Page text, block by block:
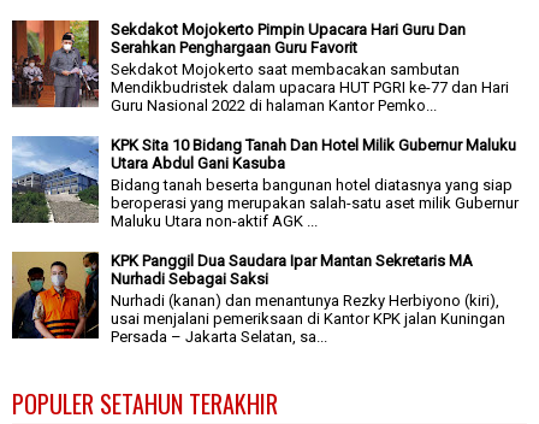
Sekdakot Mojokerto Pimpin Upacara Hari Guru Dan
Serahkan Penghargaan Guru Favorit
Sekdakot Mojokerto saat membacakan sambutan
Mendikbudristek dalam upacara HUT PGRI ke-77 dan Hari
Guru Nasional 2022 di halaman Kantor Pemko...
KPK Sita 10 Bidang Tanah Dan Hotel Milik Gubernur Maluku
Utara Abdul Gani Kasuba
Bidang tanah beserta bangunan hotel diatasnya yang siap
beroperasi yang merupakan salah-satu aset milik Gubernur
Maluku Utara non-aktif AGK ...
KPK Panggil Dua Saudara Ipar Mantan Sekretaris MA
Nurhadi Sebagai Saksi
Nurhadi (kanan) dan menantunya Rezky Herbiyono (kiri),
usai menjalani pemeriksaan di Kantor KPK jalan Kuningan
Persada – Jakarta Selatan, sa...
POPULER SETAHUN TERAKHIR